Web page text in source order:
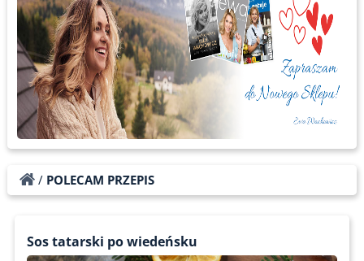
/ POLECAM PRZEPIS
Sos tatarski po wiedeńsku